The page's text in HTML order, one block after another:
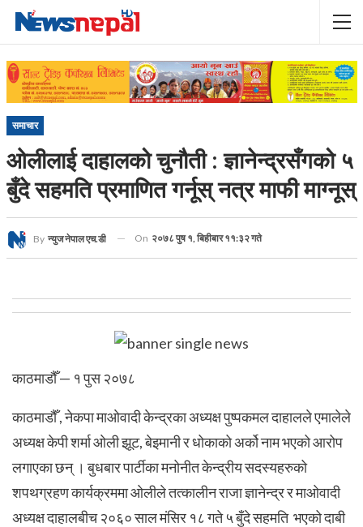
समाचार
ओलीलाई दाहालको चुनौती : ज्ञानेन्द्रसँगको ५
बुँदे सहमति प्रमाणित गर्नूस् नत्र माफी माग्नूस्
By न्युज नेपाल एच.डी On २०७८ पुष १, बिहीबार ११:३२ गते
काठमाडौँ — १ पुस २०७८
काठमाडौँ , नेकपा माओवादी केन्द्रका अध्यक्ष पुष्पकमल दाहालले एमालेले
अध्यक्ष केपी शर्मा ओली झूट, बेइमानी र धोकाको अर्को नाम भएको आरोप
लगाएका छन् । बुधबार पार्टीका मनोनीत केन्द्रीय सदस्यहरुको
शपथग्रहण कार्यक्रममा ओलीले तत्कालीन राजा ज्ञानेन्द्र र माओवादी
अध्यक्ष दाहालबीच २०६० साल मंसिर १८ गते ५ बुँदे सहमति भएको दाबी